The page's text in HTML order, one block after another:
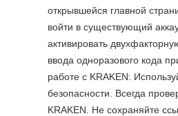
открывшейся главной
войти в существующий
активировать
ввода одноразового кода
работе с KRAKEN:
безопасности. Всегда
KRAKEN. Не сохраняйте